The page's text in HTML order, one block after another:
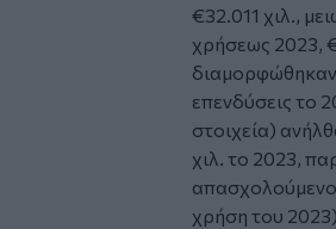
€32.011 χιλ.,
χρήσεως 2023,
διαμορφώθηκαν
επενδύσεις το
στοιχεία)
χιλ. το 2023,
χρήση του